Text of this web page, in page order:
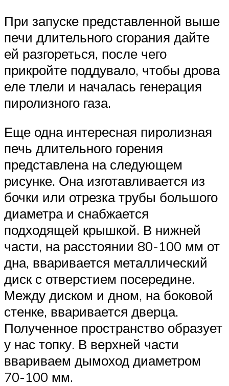
При запуске представленной выше
печи длительного сгорания дайте
ей разгореться, после чего
прикройте поддувало, чтобы дрова
еле тлели и началась генерация
пиролизного газа.
Еще одна интересная пиролизная
печь длительного горения
представлена на следующем
рисунке. Она изготавливается из
бочки или отрезка трубы большого
диаметра и снабжается
подходящей крышкой. В нижней
части, на расстоянии 80-100 мм от
дна, вваривается металлический
диск с отверстием посередине.
Между диском и дном, на боковой
стенке, вваривается дверца.
Полученное пространство образует
у нас топку. В верхней части
ввариваем дымоход диаметром
70-100 мм.